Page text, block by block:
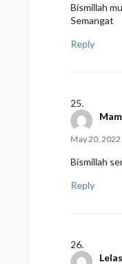
Bismillah
Semangat
Reply
May 20,
Bismillah
Reply